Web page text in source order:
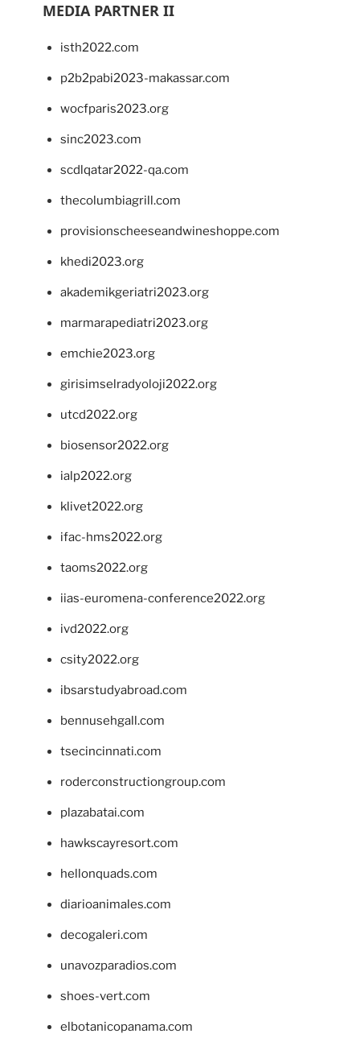
MEDIA PARTNER II
isth2022.com
p2b2pabi2023-makassar.com
wocfparis2023.org
sinc2023.com
scdlqatar2022-qa.com
thecolumbiagrill.com
provisionscheeseandwineshoppe.com
khedi2023.org
akademikgeriatri2023.org
marmarapediatri2023.org
emchie2023.org
girisimselradyoloji2022.org
utcd2022.org
biosensor2022.org
ialp2022.org
klivet2022.org
ifac-hms2022.org
taoms2022.org
iias-euromena-conference2022.org
ivd2022.org
csity2022.org
ibsarstudyabroad.com
bennusehgall.com
tsecincinnati.com
roderconstructiongroup.com
plazabatai.com
hawkscayresort.com
hellonquads.com
diarioanimales.com
decogaleri.com
unavozparadios.com
shoes-vert.com
elbotanicopanama.com